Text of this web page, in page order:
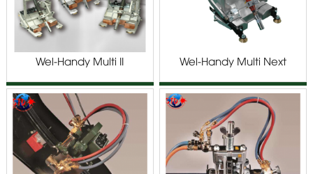
Wel-Handy Multi II
Wel-Handy Multi Next